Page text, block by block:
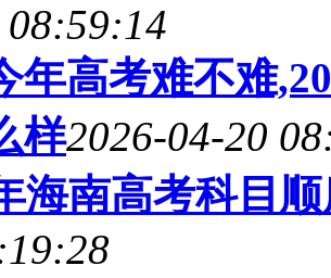
年高考难不难
样2026-04-20
海南高考科目